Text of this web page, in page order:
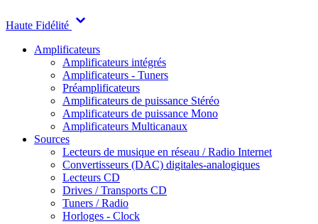
Haute Fidélité
Amplificateurs
Amplificateurs intégrés
Amplificateurs - Tuners
Préamplificateurs
Amplificateurs de puissance Stéréo
Amplificateurs de puissance Mono
Amplificateurs Multicanaux
Sources
Lecteurs de musique en réseau / Radio Internet
Convertisseurs (DAC) digitales-analogiques
Lecteurs CD
Drives / Transports CD
Tuners / Radio
Horloges - Clock